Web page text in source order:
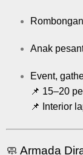
Anak
Event,
📌 15–20
📌 Interior
🧼 Armada